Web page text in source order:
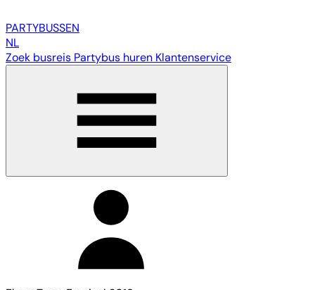
PARTYBUSSEN
NL
Zoek busreis Partybus huren Klantenservice